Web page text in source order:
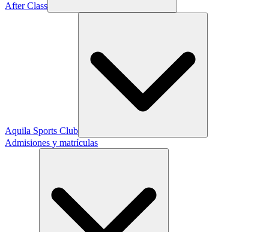
After Class
Aquila Sports Club
Admisiones y matrículas